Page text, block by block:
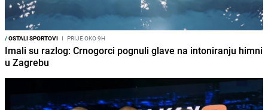
/OSTALI SPORTOVI I PRIJE OKO 9H
Imali su razlog: Crnogorci pognuli glave na intoniranju himni
u Zagrebu